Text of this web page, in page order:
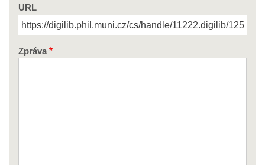
URL
Zpráva